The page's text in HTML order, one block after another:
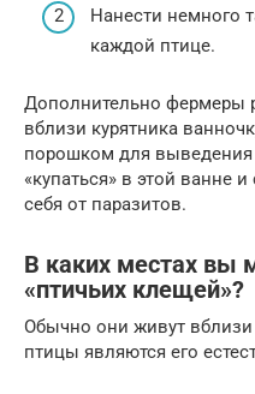
Нанести немного
каждой птице.
Дополнительно фермеры
вблизи курятника
порошком для
«купаться» в этой ванне
себя от паразитов.
В каких местах вы
«птичьих клещей»?
Обычно они живут вблизи
птицы являются его